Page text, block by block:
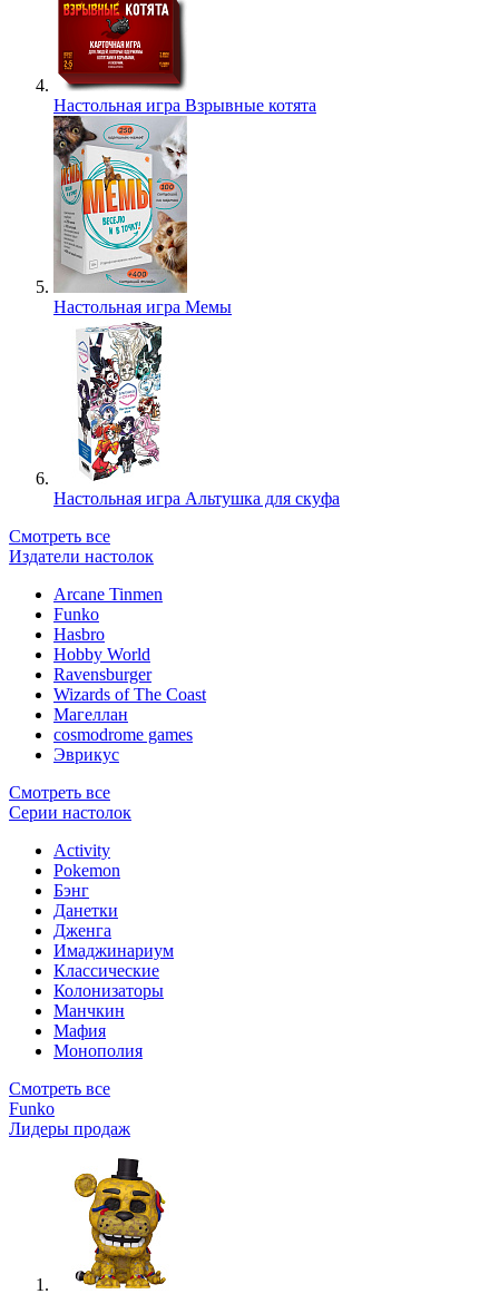
Настольная игра Взрывные котята
Настольная игра Мемы
Настольная игра Альтушка для скуфа
Смотреть все
Издатели настолок
Arcane Tinmen
Funko
Hasbro
Hobby World
Ravensburger
Wizards of The Coast
Магеллан
сosmodrome games
Эврикус
Смотреть все
Серии настолок
Activity
Pokemon
Бэнг
Данетки
Дженга
Имаджинариум
Классические
Колонизаторы
Манчкин
Мафия
Монополия
Смотреть все
Funko
Лидеры продаж